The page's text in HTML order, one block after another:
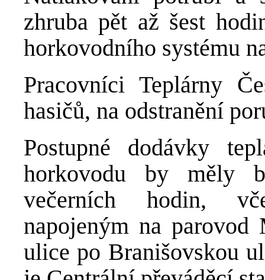
zhruba pět až šest
horkovodního systému
Pracovníci Teplárny
hasičů, na odstranění
Postupné dodávky
horkovodu by měly
večerních hodin,
napojeným na
ulice po Branišovskou